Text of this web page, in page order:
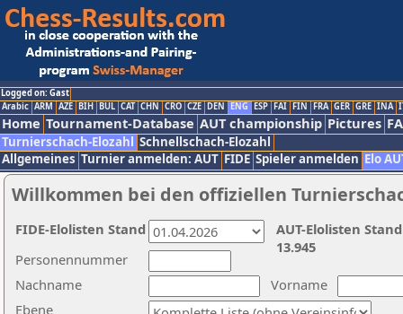
Logged on: Gast
Arabic ARM AZE BIH BUL CAT CHN CRO CZE DEN ENG ESP FAI FIN FRA GER GRE INA
Home Tournament-Database AUT championship Pictures
Turnierschach-Elozahl Schnellschach-Elozahl
Allgemeines Turnier anmelden: AUT FIDE Spieler anmelden Elo
Willkommen bei den offiziellen
Nachname
Vorname
Ebene
Personennummer
AUT-Elolisten
13.945
FIDE-Elolisten Stand